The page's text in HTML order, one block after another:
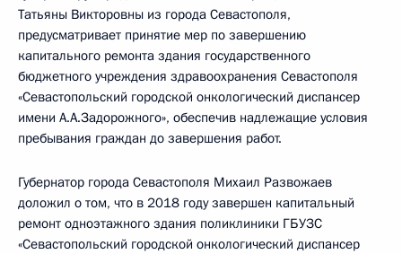
Татьяны Викторовны из города Севастополя,
предусматривает принятие мер по завершению
капитального ремонта здания государственного
бюджетного учреждения здравоохранения Севастополя
«Севастопольский городской онкологический диспансер
имени А.А.Задорожного», обеспечив надлежащие условия
пребывания граждан до завершения работ.
Губернатор города Севастополя Михаил Развожаев
доложил о том, что в 2018 году завершен капитальный
ремонт одноэтажного здания поликлиники ГБУЗС
«Севастопольский городской онкологический диспансер